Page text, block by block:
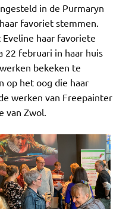
in de Purmaryn
favoriet stemmen.
haar favoriete
22 februari in haar huis
bekeken te
op het oog die haar
werken van Freepainter
van Zwol.